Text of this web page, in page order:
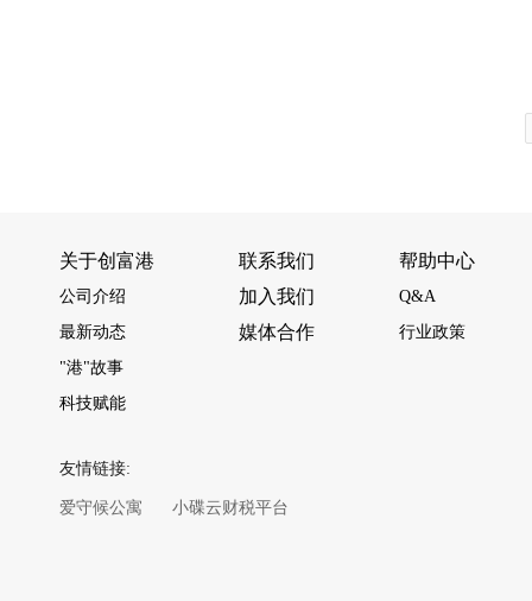
关于创富港
公司介绍
最新动态
"港"故事
科技赋能
联系我们
加入我们
媒体合作
帮助中心
Q&A
行业政策
友情链接:
爱守候公寓 小碟云财税平台